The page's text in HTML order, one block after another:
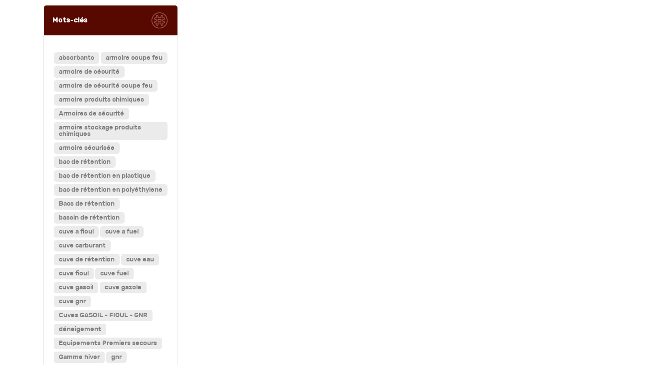
Mots-clés
absorbants armoire coupe feu
armoire de sécurité
armoire de sécurité coupe feu
armoire produits chimiques
Armoires de sécurité
armoire stockage produits
chimiques
armoire sécurisée
bac de rétention
bac de rétention en plastique
bac de rétention en polyéthylene
Bacs de rétention
bassin de rétention
cuve a fioul cuve a fuel
cuve carburant
cuve de rétention cuve eau
cuve fioul cuve fuel
cuve gasoil cuve gazole
cuve gnr
Cuves GASOIL - FIOUL - GNR
déneigement
Equipements Premiers secours
Gamme hiver gnr